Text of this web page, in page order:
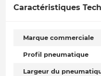
Caractéristiques
Marque commerciale
Profil pneumatique
Largeur du